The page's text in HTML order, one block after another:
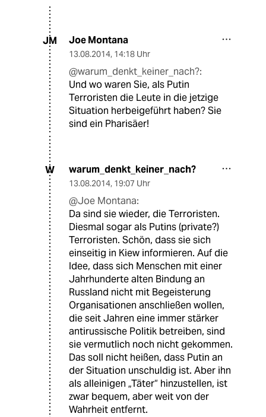
JM Joe Montana
13.08.2014, 14:18 Uhr
@warum_denkt_keiner_nach?:
Und wo waren Sie, als Putin
Terroristen die Leute in die jetzige
Situation herbeigeführt haben? Sie
sind ein Pharisäer!
W warum_denkt_keiner_nach?
13.08.2014, 19:07 Uhr
@Joe Montana:
Da sind sie wieder, die Terroristen.
Diesmal sogar als Putins (private?)
Terroristen. Schön, dass sie sich
einseitig in Kiew informieren. Auf die
Idee, dass sich Menschen mit einer
Jahrhunderte alten Bindung an
Russland nicht mit Begeisterung
Organisationen anschließen wollen,
die seit Jahren eine immer stärker
antirussische Politik betreiben, sind
sie vermutlich noch nicht gekommen.
Das soll nicht heißen, dass Putin an
der Situation unschuldig ist. Aber ihn
als alleinigen „Täter“ hinzustellen, ist
zwar bequem, aber weit von der
Wahrheit entfernt.